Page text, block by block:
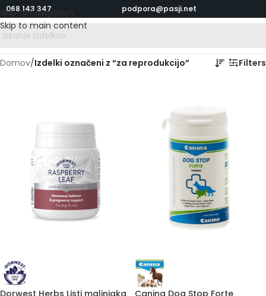
Skip to navigation
Skip to main content
068 143 347 podpora@pasji.net
Domov/Izdelki označeni z “za reprodukcijo” Filters
Dorwest Herbs Listi malinjaka
Canina Dog Stop Forte